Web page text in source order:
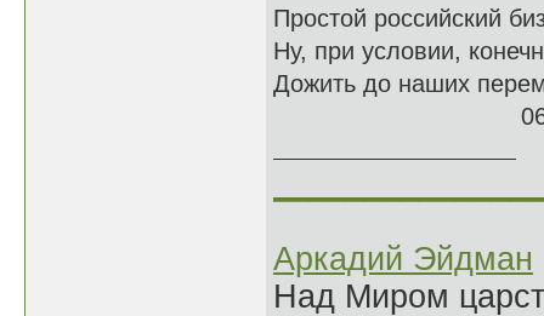
Простой российский
Ну, при условии,
Дожить до наших
Аркадий Эйдман
Над Миром